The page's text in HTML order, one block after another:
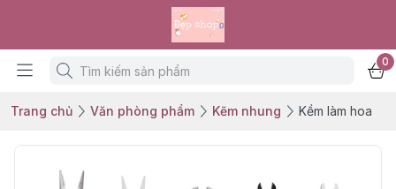
0
Trang chủ Văn phòng phẩm Kẽm nhung Kềm làm hoa